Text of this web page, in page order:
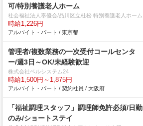
可/特別養護老人ホーム
社会福祉法人奉優会/品川区立杜松 特別養護老人ホーム
時給1,226円
アルバイト・パート / 東京都
管理者/複数業務の一次受付コールセンタ
ー/週3日～OK/未経験歓迎
株式会社ベルシステム24
時給1,500円～1,875円
アルバイト・パート / 契約社員 / 大阪府
「福祉調理スタッフ」調理師免許必須/日勤
のみ/ショートステイ